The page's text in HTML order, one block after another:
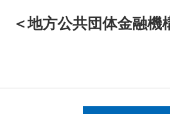
＜地方公共団体金融機